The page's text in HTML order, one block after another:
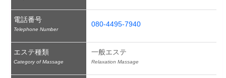
電話番号
Telephone Number
080-4495-7940
エステ種類
Category of Massage
一般エステ
Relaxation Massage